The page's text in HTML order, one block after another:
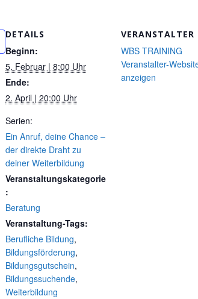
DETAILS
Beginn:
5. Februar | 8:00 Uhr
Ende:
2. April | 20:00 Uhr
Serien:
Ein Anruf, deine Chance –
der direkte Draht zu
deiner Weiterbildung
Veranstaltungskategorie
:
Beratung
Veranstaltung-Tags:
Berufliche Bildung,
Bildungsförderung,
Bildungsgutschein,
Bildungssuchende,
Weiterbildung
VERANSTALTER
WBS TRAINING
Veranstalter-
anzeigen